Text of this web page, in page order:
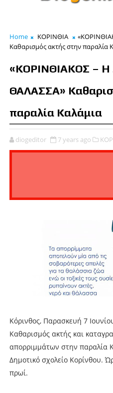
Home ΚΟΡΙΝΘΙΑ
Καθαρισμός ακτής στην παραλία
«ΚΟΡΙΝΘΙΑΚΟΣ –
ΘΑΛΑΣΣΑ»
παραλία Καλάμια
diogeditor 7 years ago
Κόρινθος, Παρασκευή 7
Καθαρισμός ακτής και
απορριμμάτων στην παραλία
Δημοτικό σχολείο Κορίνθου.
πρωί.